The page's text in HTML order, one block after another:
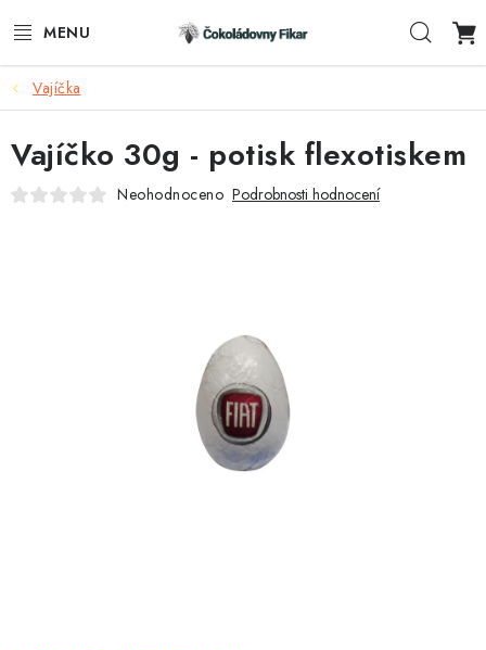
na
ESHOP
REKLAMNÍ VÝROBKY
O NÁS
Vajíčka
Vajíčko 30g - potisk flexotiskem
Neohodnoceno Podrobnosti hodnocení